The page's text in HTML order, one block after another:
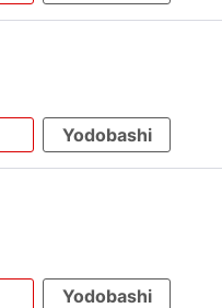
Yodobashi
Yodobashi